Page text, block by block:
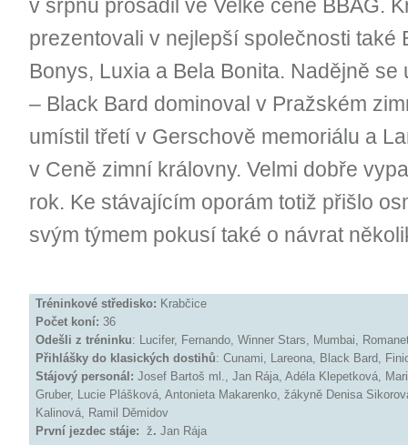
v srpnu prosadil ve Velké ceně BBAG.
prezentovali v nejlepší společnosti také
Bonys, Luxia a Bela Bonita. Nadějně
– Black Bard dominoval v Pražském
umístil třetí v Gerschově memoriálu a
v Ceně zimní královny. Velmi dobře
rok. Ke stávajícím oporám totiž přišlo
svým týmem pokusí také o návrat
Tréninkové středisko: Krabčice
Počet koní: 36
Odešli z tréninku: Lucifer, Fernando, Winner Stars, Mumbai,
Přihlášky do klasických dostihů: Cunami, Lareona, Black Bard,
Stájový personál: Josef Bartoš ml., Jan Rája, Adéla Klepetková,
Gruber, Lucie Plášková, Antonieta Makarenko, žákyně Denisa
Kalinová, Ramil Děmidov
První jezdec stáje: ž. Jan Rája